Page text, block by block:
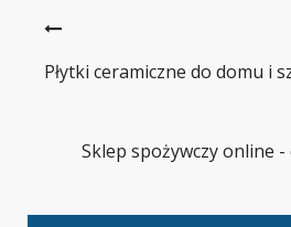
Płytki ceramiczne do domu i
Sklep spożywczy online